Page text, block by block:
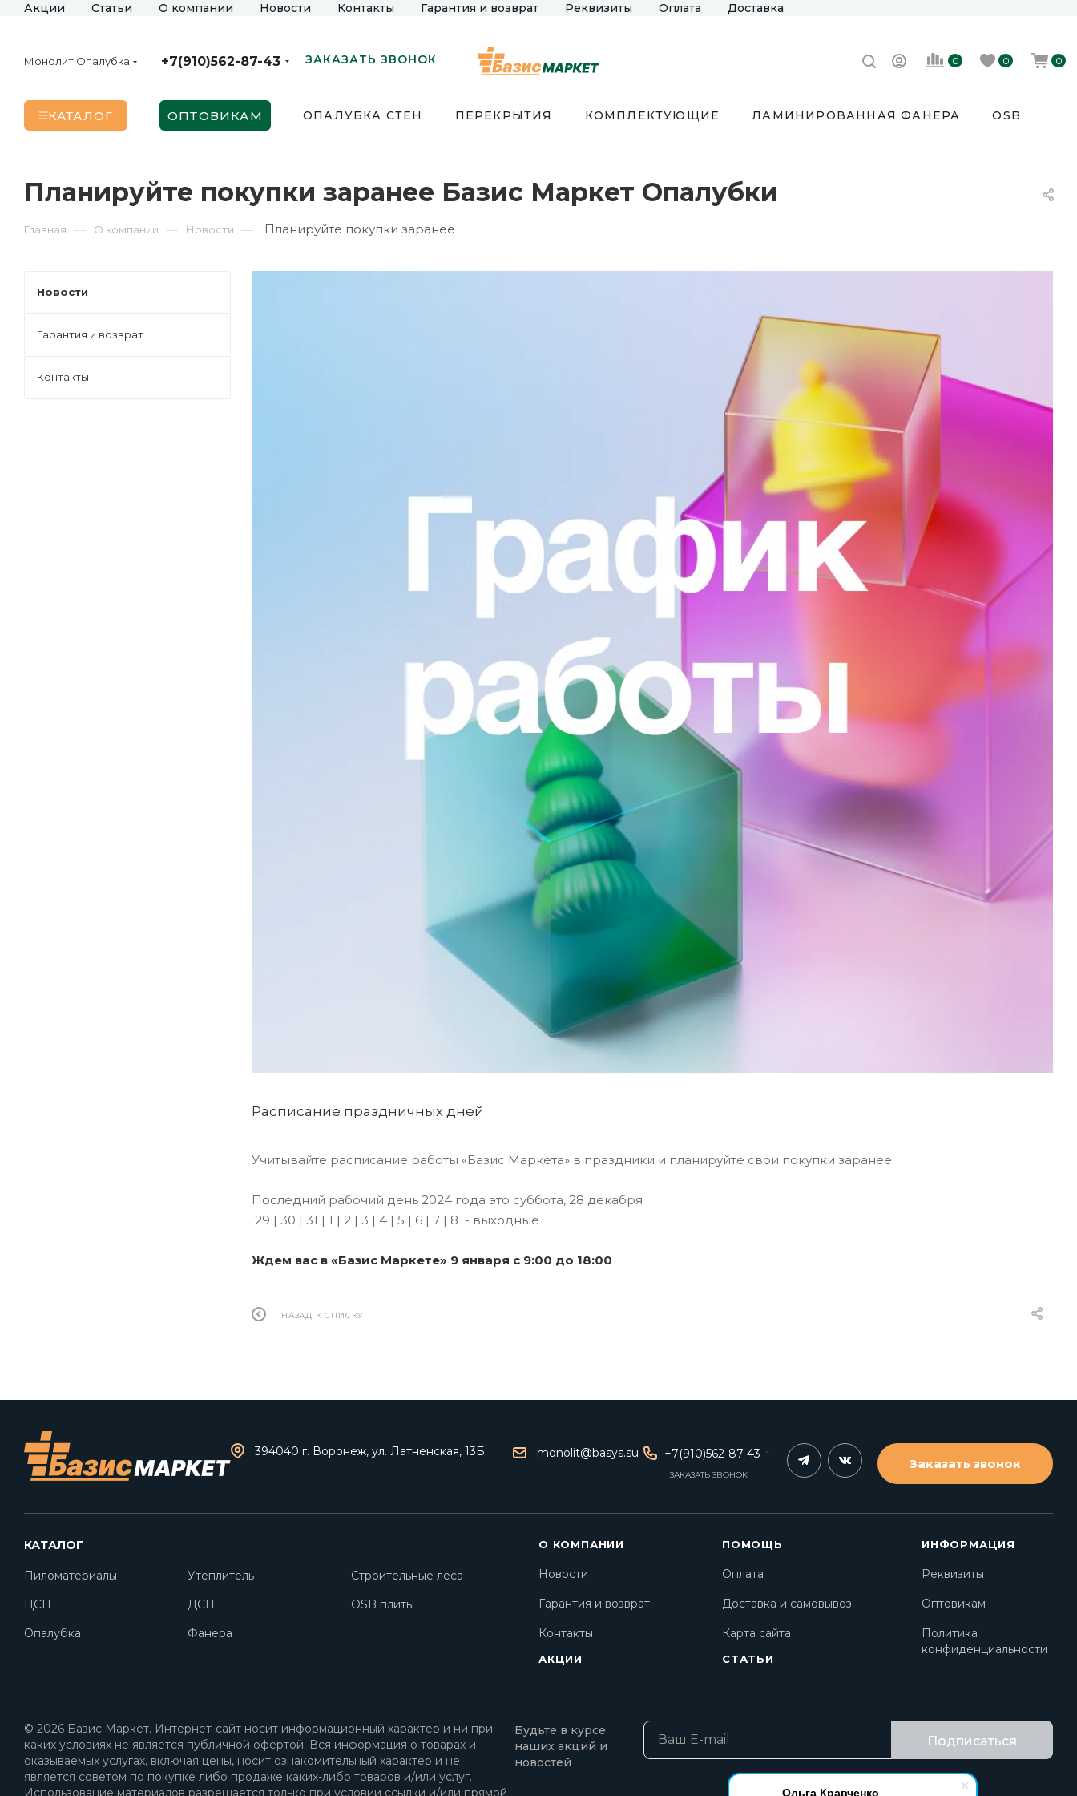
Ольга Кравченко
Акции Статьи О компании Новости Контакты Гарантия и возврат Реквизиты Оплата Доставка
Монолит Опалубка +7(910)562-87-43 ЗАКАЗАТЬ ЗВОНОК 0 0 0
КАТАЛОГ ОПТОВИКАМ ОПАЛУБКА СТЕН ПЕРЕКРЫТИЯ КОМПЛЕКТУЮЩИЕ ЛАМИНИРОВАННАЯ ФАНЕРА OSB
Планируйте покупки заранее Базис Маркет Опалубки
Главная — О компании — Новости — Планируйте покупки заранее
Расписание праздничных дней
Учитывайте расписание работы «Базис Маркета» в праздники и планируйте свои покупки заранее.
Последний рабочий день 2024 года это суббота, 28 декабря
29 | 30 | 31 | 1 | 2 | 3 | 4 | 5 | 6 | 7 | 8 - выходные
Ждем вас в «Базис Маркете» 9 января с 9:00 до 18:00
НАЗАД К СПИСКУ
Новости
Гарантия и возврат
Контакты
394040 г. Воронеж, ул. Латненская, 13Б monolit@basys.su +7(910)562-87-43
ЗАКАЗАТЬ ЗВОНОК
Заказать звонок
КАТАЛОГ
Пиломатериалы Утеплитель
Строительные леса
ЦСП
ДСП
OSB плиты
Опалубка
Фанера
О КОМПАНИИ
Новости
Гарантия и возврат
Контакты
АКЦИИ
ПОМОЩЬ
Оплата
Доставка и самовывоз
Карта сайта
СТАТЬИ
ИНФОРМАЦИЯ
Реквизиты
Оптовикам
Политика
конфиденциальности
Будьте в курсе
наших акций и
новостей
Подписаться
© 2026 Базис Маркет. Интернет-сайт носит информационный характер и ни при
каких условиях не является публичной офертой. Вся информация о товарах и
оказываемых услугах, включая цены, носит ознакомительный характер и не
является советом по покупке либо продаже каких-либо товаров и/или услуг.
Использование материалов разрешается только при условии ссылки и/или прямой